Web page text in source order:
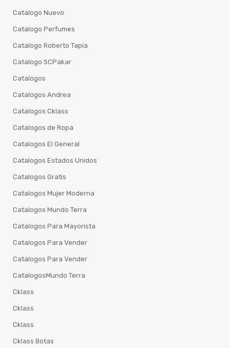
Catalogo Nuevo
Catalogo Perfumes
Catalogo Roberto Tapia
Catalogo SCPakar
Catalogos
Catalogos Andrea
Catalogos Cklass
Catalogos de Ropa
Catalogos El General
Catalogos Estados Unidos
Catalogos Gratis
Catalogos Mujer Moderna
Catalogos Mundo Terra
Catalogos Para Mayorista
Catalogos Para Vender
Catalogos Para Vender
CatalogosMundo Terra
Cklass
Cklass
Cklass
Cklass Botas